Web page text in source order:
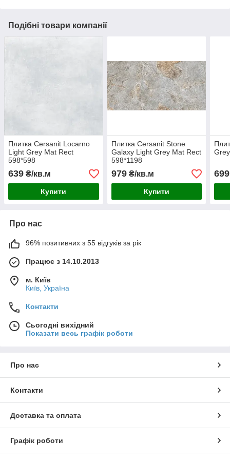
Подібні товари компанії
Плитка Cersanit Locarno
Light Grey Mat Rect
598*598
639 ₴/кв.м
Купити
Плитка Cersanit Stone
Galaxy Light Grey Mat Rect
598*1198
979₴/кв.м
Купити
699
Про нас
96% позитивних з 55 відгуків за рік
Працює з 14.10.2013
м. Київ
Київ, Україна
Контакти
Сьогодні вихідний
Показати весь графік роботи
Про нас
Контакти
Доставка та оплата
Графік роботи